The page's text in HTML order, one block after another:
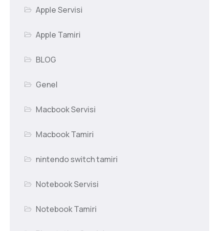
Apple Servisi
Apple Tamiri
BLOG
Genel
Macbook Servisi
Macbook Tamiri
nintendo switch tamiri
Notebook Servisi
Notebook Tamiri